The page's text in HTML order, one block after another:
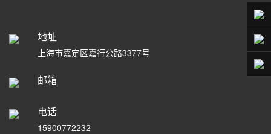
地址
上海市嘉定区嘉行公路3377号
邮箱
电话
15900772232